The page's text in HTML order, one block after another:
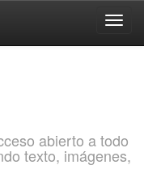
abierto a todo
texto, imágenes,